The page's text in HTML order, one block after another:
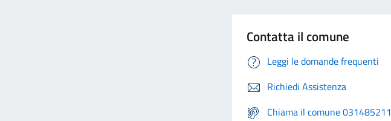
Contatta il comune
Leggi le domande frequenti
Richiedi Assistenza
Chiama il comune 031485211